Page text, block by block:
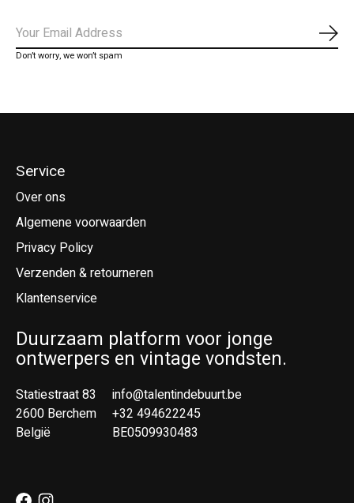
Don’t worry, we won’t spam
Service
Over ons
Algemene voorwaarden
Privacy Policy
Verzenden & retourneren
Klantenservice
Duurzaam platform voor jonge
ontwerpers en vintage vondsten.
Statiestraat 83
2600 Berchem
België
info@talentindebuurt.be
+32 494622245
BE0509930483